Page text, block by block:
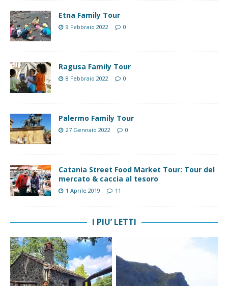
Etna Family Tour
9 Febbraio 2022 0
Ragusa Family Tour
8 Febbraio 2022 0
Palermo Family Tour
27 Gennaio 2022 0
Catania Street Food Market Tour: Tour del
mercato & caccia al tesoro
1 Aprile 2019 11
I PIU’ LETTI